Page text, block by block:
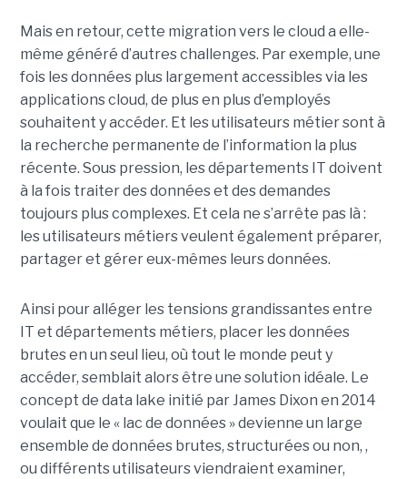
Mais en retour, cette migration vers le cloud a elle-
même généré d’autres challenges. Par exemple, une
fois les données plus largement accessibles via les
applications cloud, de plus en plus d’employés
souhaitent y accéder. Et les utilisateurs métier sont à
la recherche permanente de l’information la plus
récente. Sous pression, les départements IT doivent
à la fois traiter des données et des demandes
toujours plus complexes. Et cela ne s’arrête pas là :
les utilisateurs métiers veulent également préparer,
partager et gérer eux-mêmes leurs données.
Ainsi pour alléger les tensions grandissantes entre
IT et départements métiers, placer les données
brutes en un seul lieu, où tout le monde peut y
accéder, semblait alors être une solution idéale. Le
concept de data lake initié par James Dixon en 2014
voulait que le « lac de données » devienne un large
ensemble de données brutes, structurées ou non, ,
ou différents utilisateurs viendraient examiner,